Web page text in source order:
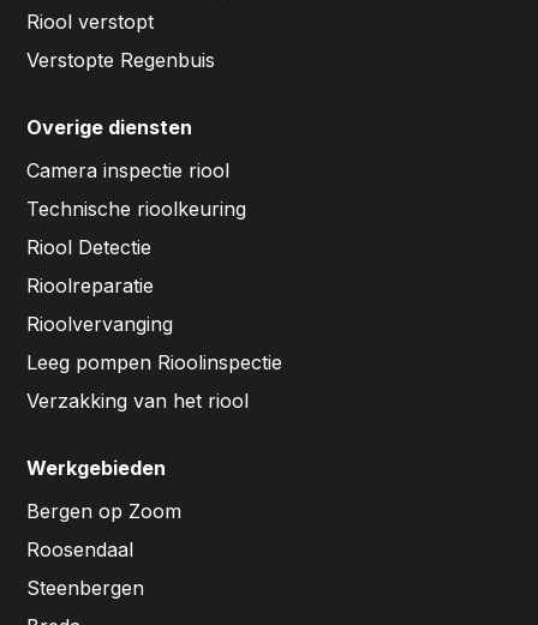
Riool verstopt
Verstopte Regenbuis
Overige diensten
Camera inspectie riool
Technische rioolkeuring
Riool Detectie
Rioolreparatie
Rioolvervanging
Leeg pompen Rioolinspectie
Verzakking van het riool
Werkgebieden
Bergen op Zoom
Roosendaal
Steenbergen